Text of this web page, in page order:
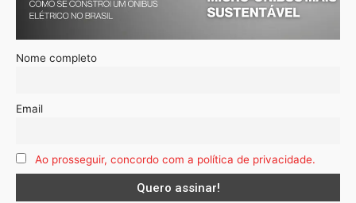
Nome completo
Email
Ao prosseguir, concordo com a política de privacidade.